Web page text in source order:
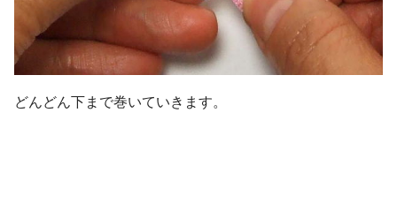
どんどん下まで巻いていきます。